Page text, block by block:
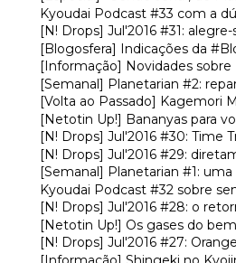
Kyoudai Podcast #33 com a
[N! Drops] Jul'2016 #31: alegre-
[Blogosfera] Indicações da
[Informação] Novidades sobre
[Semanal] Planetarian #2:
[Volta ao Passado] Kagemori
[Netotin Up!] Bananyas para
[N! Drops] Jul'2016 #30: Time
[N! Drops] Jul'2016 #29:
[Semanal] Planetarian #1:
Kyoudai Podcast #32 sobre
[N! Drops] Jul'2016 #28: o
[Netotin Up!] Os gases do
[N! Drops] Jul'2016 #27: